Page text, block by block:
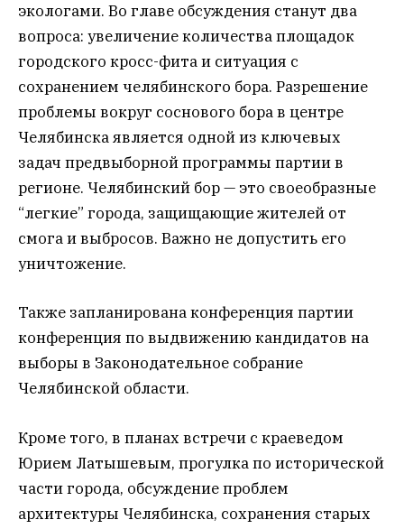
экологами. Во главе обсуждения станут два
вопроса: увеличение количества площадок
городского кросс-фита и ситуация с
сохранением челябинского бора. Разрешение
проблемы вокруг соснового бора в центре
Челябинска является одной из ключевых
задач предвыборной программы партии в
регионе. Челябинский бор — это своеобразные
“легкие” города, защищающие жителей от
смога и выбросов. Важно не допустить его
уничтожение.
Также запланирована конференция партии
конференция по выдвижению кандидатов на
выборы в Законодательное собрание
Челябинской области.
Кроме того, в планах встречи с краеведом
Юрием Латышевым, прогулка по исторической
части города, обсуждение проблем
архитектуры Челябинска, сохранения старых